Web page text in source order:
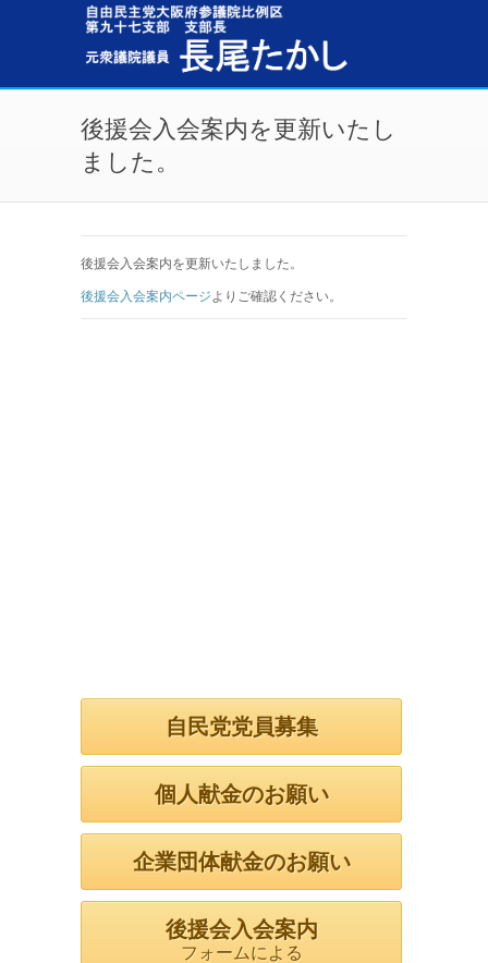
メインコンテンツに移動
後援会入会案内を更新いたし
ました。
後援会入会案内を更新いたしました。
後援会入会案内ページよりご確認ください。
自民党党員募集
個人献金のお願い
企業団体献金のお願い
後援会入会案内
フォームによる